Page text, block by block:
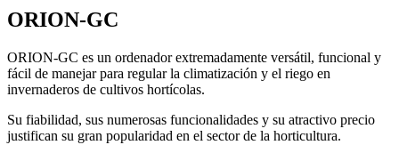
ORION-GC
ORION-GC es un ordenador extremadamente versátil, funcional y
fácil de manejar para regular la climatización y el riego en
invernaderos de cultivos hortícolas.
Su fiabilidad, sus numerosas funcionalidades y su atractivo precio
justifican su gran popularidad en el sector de la horticultura.